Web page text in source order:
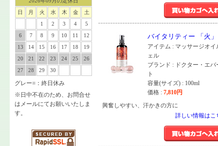
日
月 火 水 木 金
土
1
2 3 4
5
6
7 8 9 10 11
12
13
14 15 16 17 18
19
20
21 22 23 24 25
26
27
28 29 30
グレー■ ：終日休み
※日中不在のため、お問合せ
はメールにてお願いいたしま
す。
バイタリティー 「火
アイテム : マッサージオイ
ェル
ブランド : ドクター・エバ
ト
容量(サイズ) : 100ml
価格 : 7,810円
興奮しやすい、汗かきの方に
詳しい情報はこ